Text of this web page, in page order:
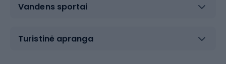
Vandens sportai
Turistinė apranga